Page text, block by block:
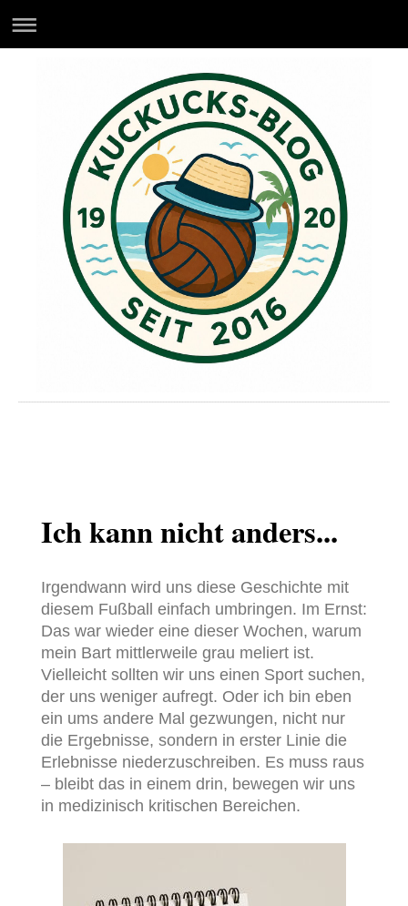
Ich kann nicht anders...
Irgendwann wird uns diese Geschichte mit
diesem Fußball einfach umbringen. Im Ernst:
Das war wieder eine dieser Wochen, warum
mein Bart mittlerweile grau meliert ist.
Vielleicht sollten wir uns einen Sport suchen,
der uns weniger aufregt. Oder ich bin eben
ein ums andere Mal gezwungen, nicht nur
die Ergebnisse, sondern in erster Linie die
Erlebnisse niederzuschreiben. Es muss raus
– bleibt das in einem drin, bewegen wir uns
in medizinisch kritischen Bereichen.